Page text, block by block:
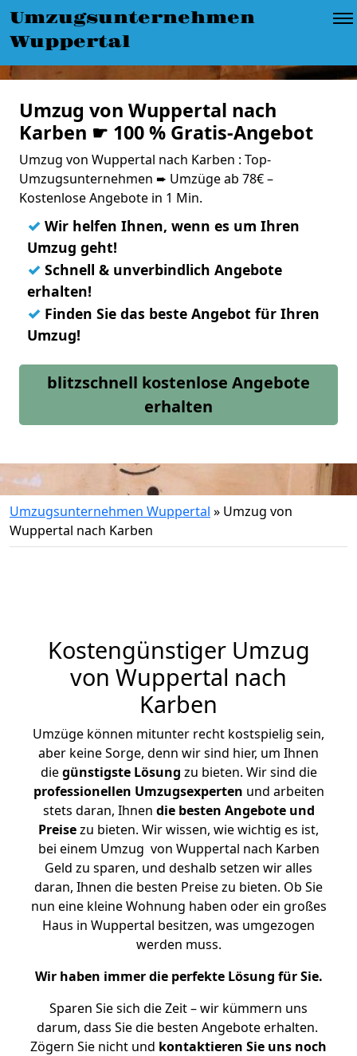
Umzugsunternehmen
Wuppertal
Umzug von Wuppertal nach
Karben ☛ 100 % Gratis-Angebot
Umzug von Wuppertal nach Karben : Top-
Umzugsunternehmen ➨ Umzüge ab 78€ –
Kostenlose Angebote in 1 Min.
✓ Wir helfen Ihnen, wenn es um Ihren
Umzug geht!
✓ Schnell & unverbindlich Angebote
erhalten!
✓ Finden Sie das beste Angebot für Ihren
Umzug!
blitzschnell kostenlose Angebote
erhalten
Umzugsunternehmen Wuppertal » Umzug von
Wuppertal nach Karben
Kostengünstiger Umzug
von Wuppertal nach
Karben
Umzüge können mitunter recht kostspielig sein,
aber keine Sorge, denn wir sind hier, um Ihnen
diegünstigste Lösung zu bieten. Wir sind die
professionellen Umzugsexperten und arbeiten
stets daran, Ihnen die besten Angebote und
Preisezu bieten. Wir wissen, wie wichtig es ist,
bei einem Umzug von Wuppertal nach Karben
Geld zu sparen, und deshalb setzen wir alles
daran, Ihnen die besten Preise zu bieten. Ob Sie
nun eine kleine Wohnung haben oder ein großes
Haus in Wuppertal besitzen, was umgezogen
werden muss.
Wir haben immer die perfekte Lösung für Sie.
Sparen Sie sich die Zeit – wir kümmern uns
darum, dass Sie die besten Angebote erhalten.
Zögern Sie nicht und kontaktieren Sie uns noch